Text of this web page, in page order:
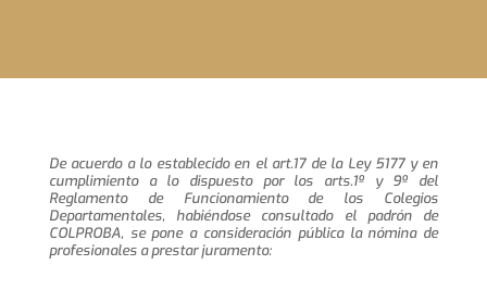
De acuerdo a lo establecido en el art.17 de la Ley 5177 y en
cumplimiento a lo dispuesto por los arts.1º y 9º del
Reglamento de Funcionamiento de los Colegios
Departamentales, habiéndose consultado el padrón de
COLPROBA, se pone a consideración pública la nómina de
profesionales a prestar juramento: